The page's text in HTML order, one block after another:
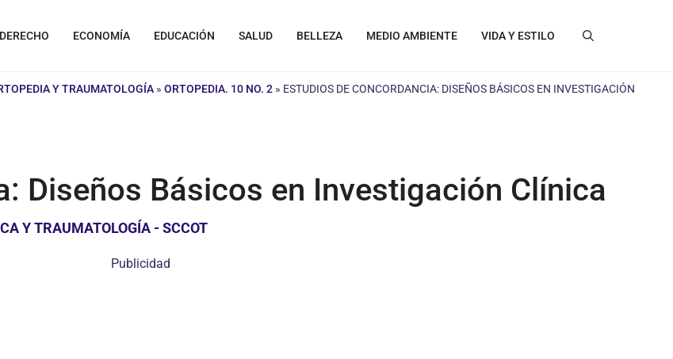
DERECHO ECONOMÍA EDUCACIÓN SALUD BELLEZA MEDIO AMBIENTE VIDA Y ESTILO
Y TRAUMATOLOGÍA » ORTOPEDIA. 10 NO. 2 » ESTUDIOS DE CONCORDANCIA: DISEÑOS BÁSICOS EN INVESTIGACIÓN
Diseños Básicos en Investigación Clínica
Y TRAUMATOLOGÍA - SCCOT
Publicidad